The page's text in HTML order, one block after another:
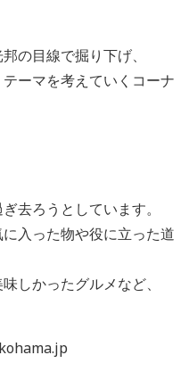
の目線で掘り下げ、
ーマを考えていくコーナ
去ろうとしています。
入った物や役に立った道
しかったグルメなど、